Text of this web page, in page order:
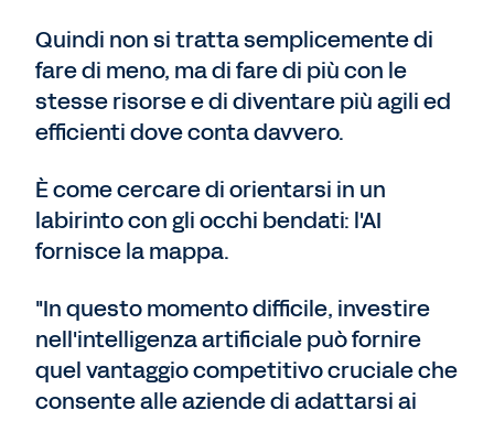
Quindi non si tratta semplicemente di
fare di meno, ma di fare di più con le
stesse risorse e di diventare più agili ed
efficienti dove conta davvero.
È come cercare di orientarsi in un
labirinto con gli occhi bendati: l'AI
fornisce la mappa.
"In questo momento difficile, investire
nell'intelligenza artificiale può fornire
quel vantaggio competitivo cruciale che
consente alle aziende di adattarsi ai